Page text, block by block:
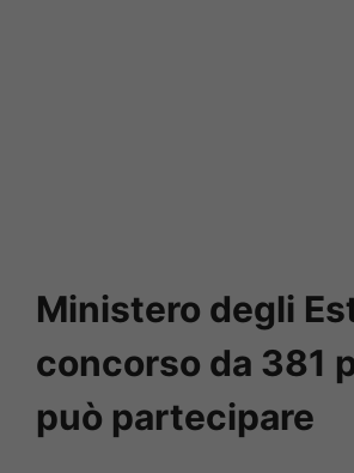
Ministero degli
concorso da 381
può partecipare